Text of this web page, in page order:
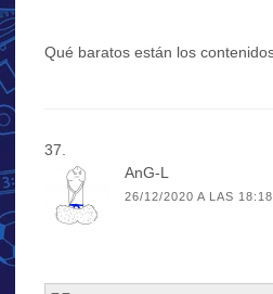
Qué baratos están los
AnG-L
26/12/2020 A LAS 18:18